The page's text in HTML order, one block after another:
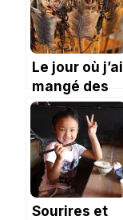
Le jour où j’ai
mangé des
insectes…
Sourires et